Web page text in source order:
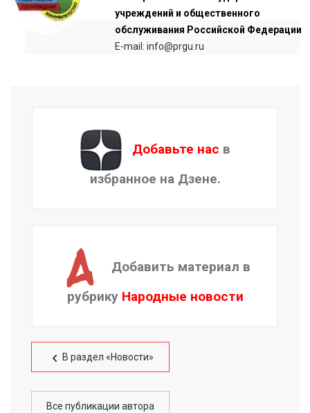
учреждений и общественного
обслуживания Российской Федерации
E-mail: info@prgu.ru
Добавьте нас в
избранное на Дзене.
Добавить материал в
рубрику Народные новости
В раздел «Новости»
Все публикации автора